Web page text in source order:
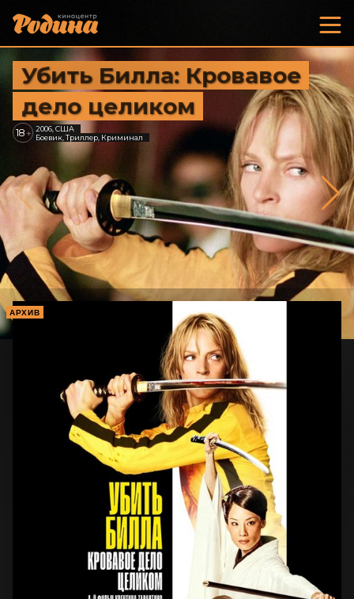
Убить Билла: Кровавое
дело целиком
18 + 2006, США
Боевик, Триллер, Криминал
АРХИВ